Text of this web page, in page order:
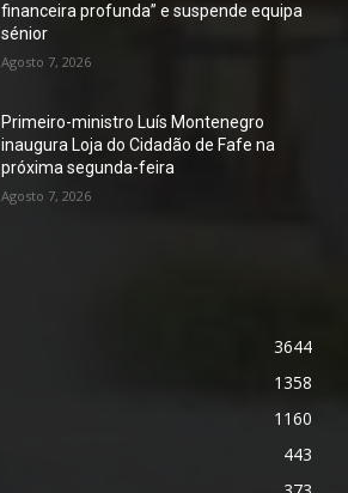
financeira profunda” e suspende equipa
sénior
Agosto 7, 2026
Primeiro-ministro Luís Montenegro
inaugura Loja do Cidadão de Fafe na
próxima segunda-feira
Agosto 7, 2026
3644
1358
1160
443